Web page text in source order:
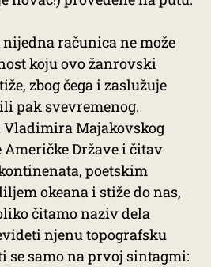
računica ne može
koju ovo žanrovski
zbog čega i zaslužuje
pak svevremenog.
Majakovskog
Države i čitav
poetskim
okeana i stiže do nas,
čitamo naziv dela
njenu topografsku
se samo na prvoj sintagmi: